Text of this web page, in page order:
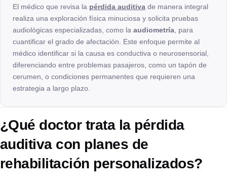
El médico que revisa la pérdida auditiva de manera integral
realiza una exploración física minuciosa y solicita pruebas
audiológicas especializadas, como la audiometría , para
cuantificar el grado de afectación. Este enfoque permite al
médico identificar si la causa es conductiva o neurosensorial,
diferenciando entre problemas pasajeros, como un tapón de
cerumen, o condiciones permanentes que requieren una
estrategia a largo plazo.
¿Qué doctor trata la pérdida
auditiva con planes de
rehabilitación personalizados?